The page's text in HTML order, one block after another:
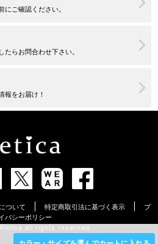
ついて 特定商取引法に基づく表示
プ
バシーポリシー
all rights reserved.